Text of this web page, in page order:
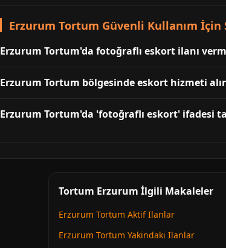
Erzurum Tortum Güvenli Kullanım İçin
Erzurum Tortum'da fotoğraflı eskort ilanı
Erzurum Tortum bölgesinde eskort hizmeti
Erzurum Tortum'da 'fotoğraflı eskort' ifadesi
Tortum Erzurum İlgili Makaleler
Erzurum Tortum Aktif Ilanlar
Erzurum Tortum Yakindaki Ilanlar